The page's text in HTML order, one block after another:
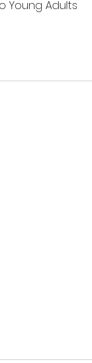
Young Adults
녀들에게 어떻게